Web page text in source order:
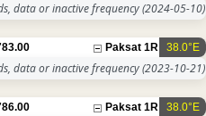
data or inactive frequency(2024-05-10)
38.0°E
Paksat 1R
data or inactive frequency(2023-10-21)
38.0°E
Paksat 1R